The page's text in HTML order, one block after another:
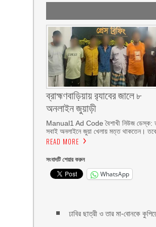
ব্রাহ্মণবাড়িয়ায় র‌্যাবের জালে ৮
অনলাইন জুয়াড়ী
Manual1 Ad Code বৈশাখী নিউজ ডেস্ক:
সবাই অনলাইনে জুয়া খেলায় মত্ত থাকতেন।
READ MORE
সংবাদটি শেয়ার করুন
WhatsApp
ঢাবির ছাত্রী ও তার মা-বোনকে